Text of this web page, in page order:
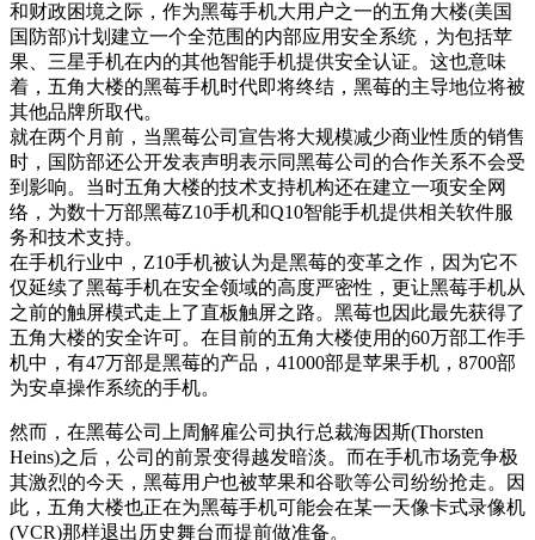
和财政困境之际，作为黑莓手机大用户之一的五角大楼(美国
国防部)计划建立一个全范围的内部应用安全系统，为包括苹
果、三星手机在内的其他智能手机提供安全认证。这也意味
着，五角大楼的黑莓手机时代即将终结，黑莓的主导地位将被
其他品牌所取代。
就在两个月前，当黑莓公司宣告将大规模减少商业性质的销售
时，国防部还公开发表声明表示同黑莓公司的合作关系不会受
到影响。当时五角大楼的技术支持机构还在建立一项安全网
络，为数十万部黑莓Z10手机和Q10智能手机提供相关软件服
务和技术支持。
在手机行业中，Z10手机被认为是黑莓的变革之作，因为它不
仅延续了黑莓手机在安全领域的高度严密性，更让黑莓手机从
之前的触屏模式走上了直板触屏之路。黑莓也因此最先获得了
五角大楼的安全许可。在目前的五角大楼使用的60万部工作手
机中，有47万部是黑莓的产品，41000部是苹果手机，8700部
为安卓操作系统的手机。
然而，在黑莓公司上周解雇公司执行总裁海因斯(Thorsten
Heins)之后，公司的前景变得越发暗淡。而在手机市场竞争极
其激烈的今天，黑莓用户也被苹果和谷歌等公司纷纷抢走。因
此，五角大楼也正在为黑莓手机可能会在某一天像卡式录像机
(VCR)那样退出历史舞台而提前做准备。